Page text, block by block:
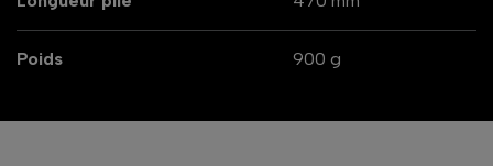
Poids 900 g